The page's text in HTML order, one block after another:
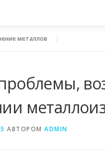
металлов
АВТОРОМ ADMIN